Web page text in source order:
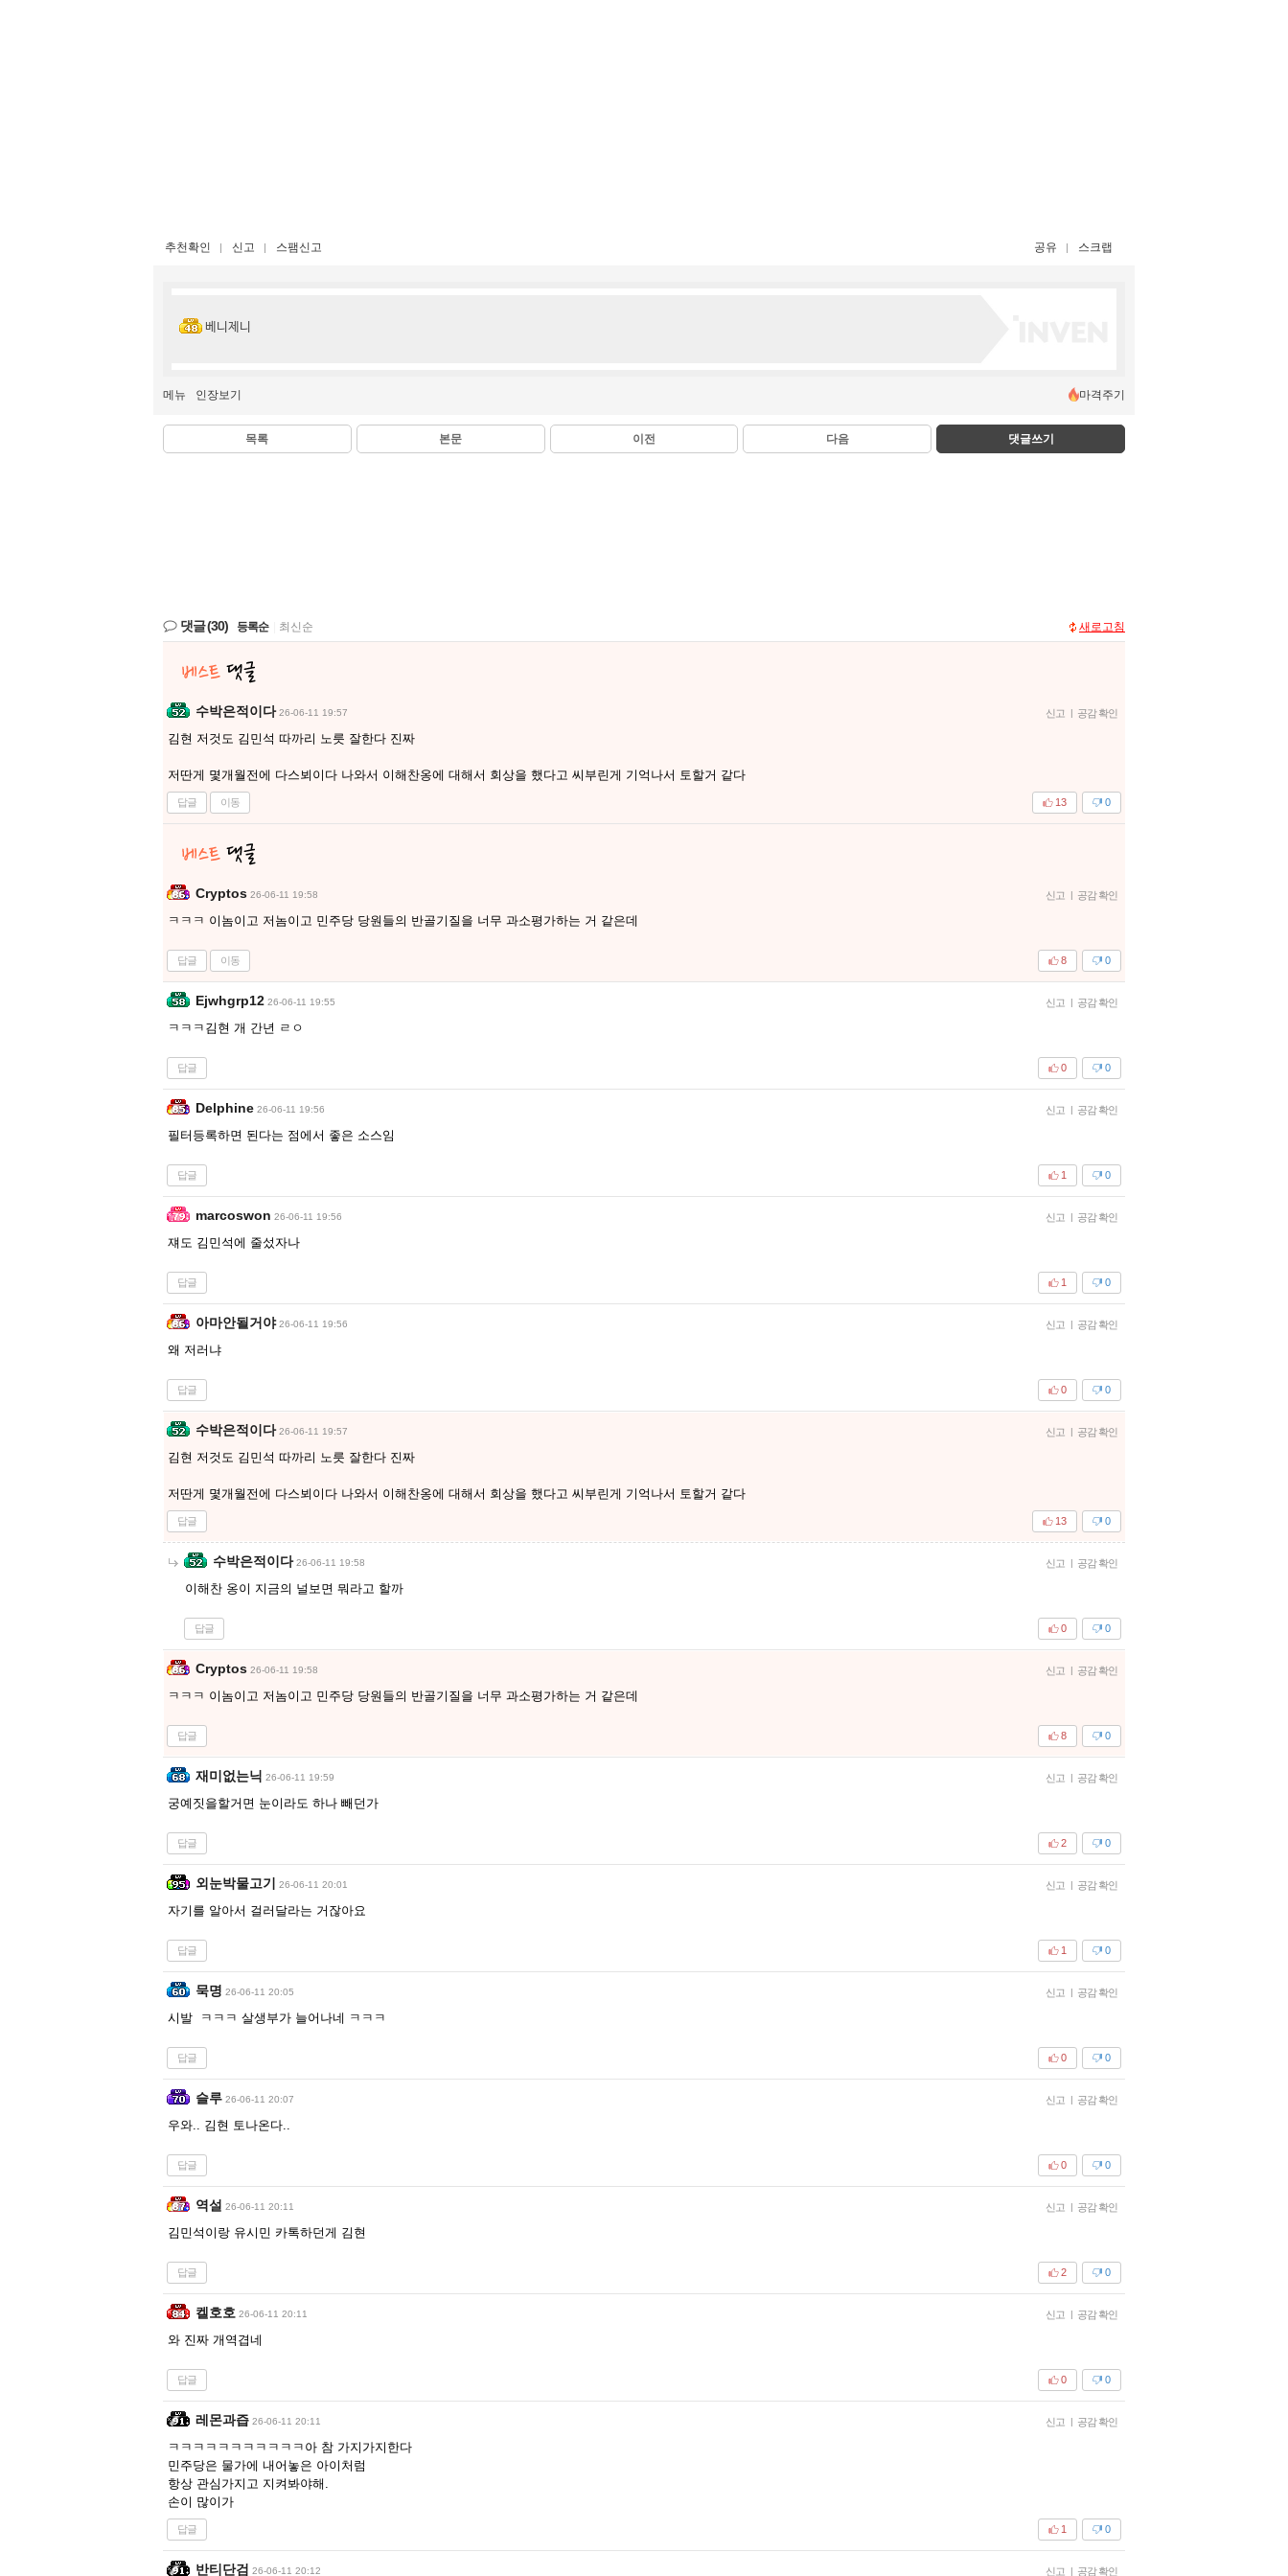
추천확인 신고 스팸신고 공유 스크랩
베니제니
메뉴 인장보기 마격주기
목록 본문 이전 다음 댓글쓰기
댓글(30) 등록순 최신순 새로고침
수박은적이다 26-06-11 19:57 신고 | 공감 확인
김현 저것도 김민석 따까리 노릇 잘한다 진짜
저딴게 몇개월전에 다스뵈이다 나와서 이해찬옹에 대해서 회상을 했다고 씨부린게 기억나서 토할거 같다
답글 이동 0
13
Cryptos 26-06-11 19:58 신고 | 공감 확인
ㅋㅋㅋ 이놈이고 저놈이고 민주당 당원들의 반골기질을 너무 과소평가하는 거 같은데
답글 이동 0
8
Ejwhgrp12 26-06-11 19:55 신고 | 공감 확인
ㅋㅋㅋ김현 개 간년 ㄹㅇ
답글 0
0
Delphine 26-06-11 19:56 신고 | 공감 확인
필터등록하면 된다는 점에서 좋은 소스임
답글 0
1
marcoswon 26-06-11 19:56 신고 | 공감 확인
쟤도 김민석에 줄섰자나
답글 0
1
아마안될거야 26-06-11 19:56 신고 | 공감 확인
왜 저러냐
답글 0
0
수박은적이다 26-06-11 19:57 신고 | 공감 확인
김현 저것도 김민석 따까리 노릇 잘한다 진짜
저딴게 몇개월전에 다스뵈이다 나와서 이해찬옹에 대해서 회상을 했다고 씨부린게 기억나서 토할거 같다
답글 0
13
수박은적이다 26-06-11 19:58 신고 | 공감 확인
이해찬 옹이 지금의 널보면 뭐라고 할까
답글 0
0
Cryptos 26-06-11 19:58 신고 | 공감 확인
ㅋㅋㅋ 이놈이고 저놈이고 민주당 당원들의 반골기질을 너무 과소평가하는 거 같은데
답글 0
8
재미없는닉 26-06-11 19:59 신고 | 공감 확인
궁예짓을할거면 눈이라도 하나 빼던가
답글 0
2
외눈박물고기 26-06-11 20:01 신고 | 공감 확인
자기를 알아서 걸러달라는 거잖아요
답글 0
1
묵명 26-06-11 20:05 신고 | 공감 확인
시발 ㅋㅋㅋ 살생부가 늘어나네 ㅋㅋㅋ
답글 0
0
슬루 26-06-11 20:07 신고 | 공감 확인
우와.. 김현 토나온다..
답글 0
0
역설 26-06-11 20:11 신고 | 공감 확인
김민석이랑 유시민 카톡하던게 김현
답글 0
2
켈호호 26-06-11 20:11 신고 | 공감 확인
와 진짜 개역겹네
답글 0
0
레몬과즙 26-06-11 20:11 신고 | 공감 확인
ㅋㅋㅋㅋㅋㅋㅋㅋㅋㅋㅋ아 참 가지가지한다
민주당은 물가에 내어놓은 아이처럼
항상 관심가지고 지켜봐야해.
손이 많이가
답글 0
1
반티단검 26-06-11 20:12 신고 | 공감 확인